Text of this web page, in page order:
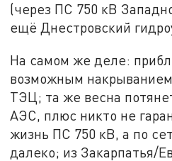
(через ПС 750 кВ
ещё Днестровский
На самом же деле:
возможным
ТЭЦ; та же весна
АЭС, плюс никто не
жизнь ПС 750 кВ, а по
далеко; из Закарпатья/